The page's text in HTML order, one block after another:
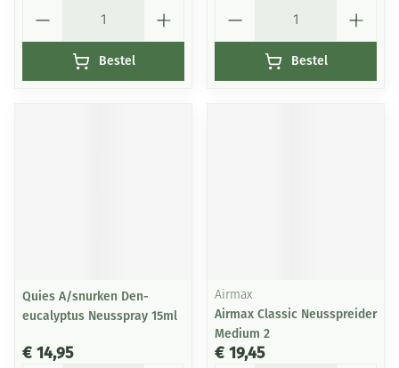
Bestel Bestel
Quies A/snurken Den-
eucalyptus Neusspray 15ml
€ 14,95
Airmax
Airmax Classic Neusspreider
Medium 2
€ 19,45